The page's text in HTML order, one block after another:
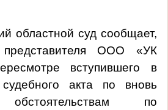
областной суд сообщает,
представителя ООО «УК
вступившего в
акта по вновь
обстоятельствам по